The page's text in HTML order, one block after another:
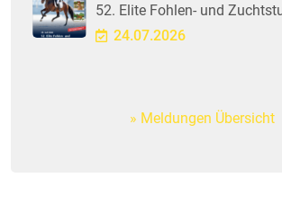
52. Elite Fohlen- und
24.07.2026
Meldungen Übersicht